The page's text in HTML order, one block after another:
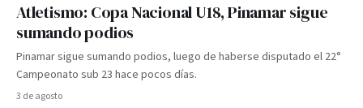
Atletismo: Copa Nacional U18, Pinamar sigue
sumando podios
Pinamar sigue sumando podios, luego de haberse disputado el 22°
Campeonato sub 23 hace pocos días.
3 de agosto